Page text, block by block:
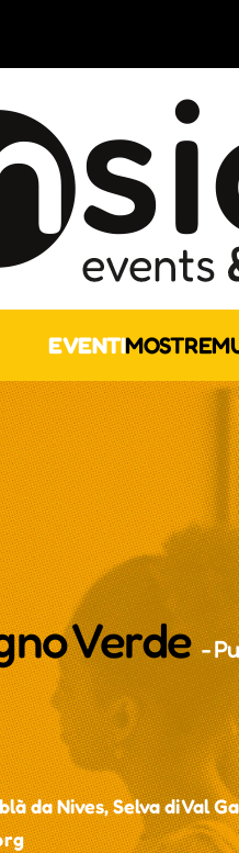
EVENTIMOSTRE
Verde-
da Nives, Selva di Val